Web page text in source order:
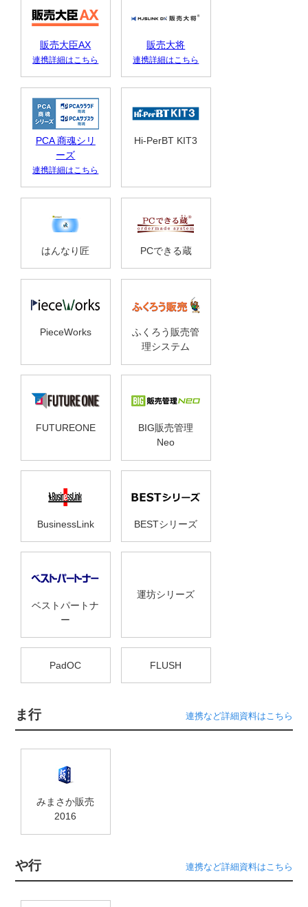
販売大臣AX
連携詳細はこちら
販売大将
連携詳細はこちら
PCA 商魂シリ
ーズ
連携詳細はこちら
Hi-PerBT KIT3
はんなり匠 PCできる蔵
PieceWorks
ふくろう販売管
理システム
FUTUREONE
BIG販売管理
Neo
BusinessLink BESTシリーズ
ベストパートナ
ー
運坊シリーズ
PadOC FLUSH
ま行 連携など詳細資料はこちら
みまさか販売
2016
や行 連携など詳細資料はこちら